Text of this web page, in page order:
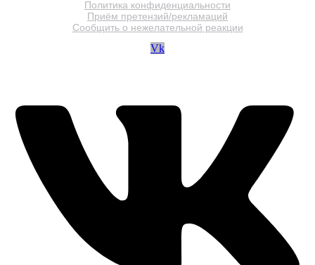
Политика конфиденциальности
Приём претензий/рекламаций
Сообщить о нежелательной реакции
Vk